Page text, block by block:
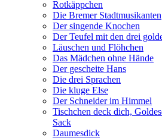
Rotkäppchen
Die Bremer Stadtmusikanten
Der singende Knochen
Der Teufel mit den drei
Läuschen und Flöhchen
Das Mädchen ohne Hände
Der gescheite Hans
Die drei Sprachen
Die kluge Else
Der Schneider im Himmel
Tischchen deck dich,
Sack
Daumesdick